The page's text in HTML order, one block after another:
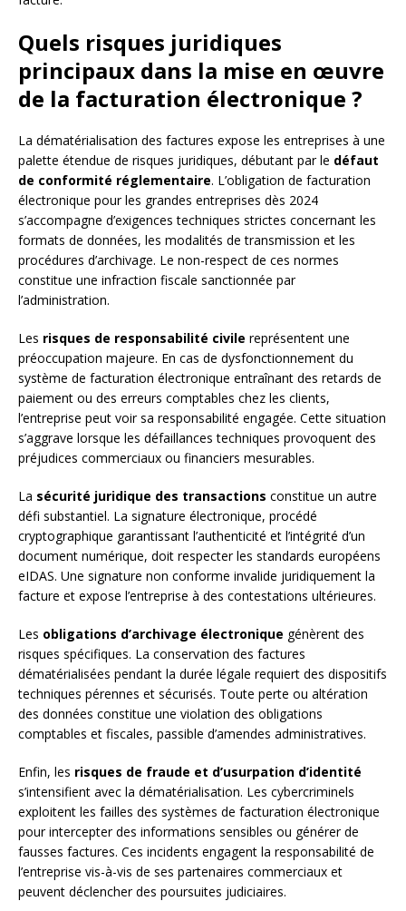
Quels risques juridiques
principaux dans la mise en œuvre
de la facturation électronique ?
La dématérialisation des factures expose les entreprises à une
palette étendue de risques juridiques, débutant par le défaut
de conformité réglementaire. L’obligation de facturation
électronique pour les grandes entreprises dès 2024
s’accompagne d’exigences techniques strictes concernant les
formats de données, les modalités de transmission et les
procédures d’archivage. Le non-respect de ces normes
constitue une infraction fiscale sanctionnée par
l’administration.
Les risques de responsabilité civile représentent une
préoccupation majeure. En cas de dysfonctionnement du
système de facturation électronique entraînant des retards de
paiement ou des erreurs comptables chez les clients,
l’entreprise peut voir sa responsabilité engagée. Cette situation
s’aggrave lorsque les défaillances techniques provoquent des
préjudices commerciaux ou financiers mesurables.
La sécurité juridique des transactions constitue un autre
défi substantiel. La signature électronique, procédé
cryptographique garantissant l’authenticité et l’intégrité d’un
document numérique, doit respecter les standards européens
eIDAS. Une signature non conforme invalide juridiquement la
facture et expose l’entreprise à des contestations ultérieures.
Les obligations d’archivage électronique génèrent des
risques spécifiques. La conservation des factures
dématérialisées pendant la durée légale requiert des dispositifs
techniques pérennes et sécurisés. Toute perte ou altération
des données constitue une violation des obligations
comptables et fiscales, passible d’amendes administratives.
Enfin, les risques de fraude et d’usurpation d’identité
s’intensifient avec la dématérialisation. Les cybercriminels
exploitent les failles des systèmes de facturation électronique
pour intercepter des informations sensibles ou générer de
fausses factures. Ces incidents engagent la responsabilité de
l’entreprise vis-à-vis de ses partenaires commerciaux et
peuvent déclencher des poursuites judiciaires.